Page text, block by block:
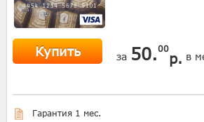
Купить за 50.00
р. в
Гарантия 1 мес.